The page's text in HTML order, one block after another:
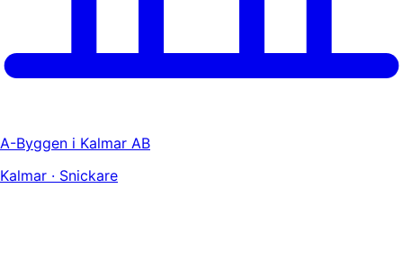
A-Byggen i Kalmar AB
Kalmar · Snickare